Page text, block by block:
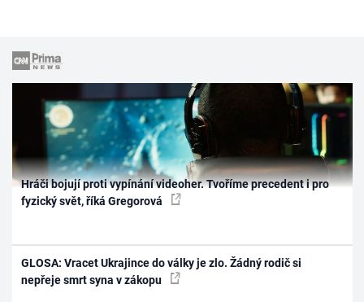
Hráči bojují proti vypínání videoher. Tvoříme precedent i pro
fyzický svět, říká Gregorová
GLOSA: Vracet Ukrajince do války je zlo. Žádný rodič si
nepřeje smrt syna v zákopu